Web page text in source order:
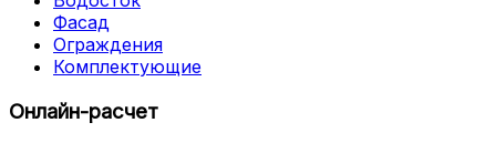
Фасад
Ограждения
Комплектующие
Онлайн-расчет